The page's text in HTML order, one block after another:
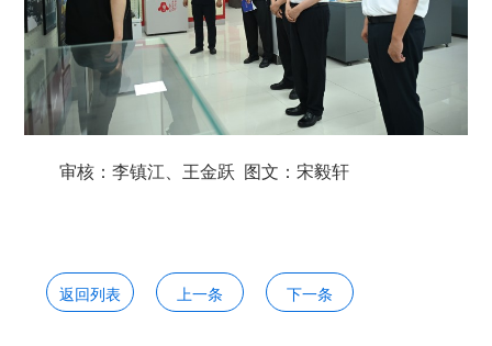
审核：李镇江、王金跃 图文：宋毅轩
返回列表 上一条 下一条